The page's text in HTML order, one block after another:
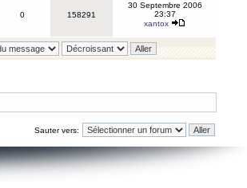
0 158291
30 Septembre 2006
23:37
xantox
Sauter vers: